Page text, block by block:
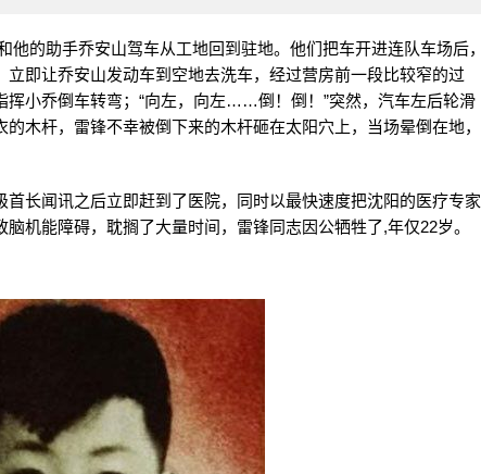
的助手乔安山驾车从工地回到驻地。他们把车开进连队车场后，
即让乔安山发动车到空地去洗车，经过营房前一段比较窄的过
小乔倒车转弯；“向左，向左……倒！倒！”突然，汽车左后轮滑
木杆，雷锋不幸被倒下来的木杆砸在太阳穴上，当场晕倒在地，
闻讯之后立即赶到了医院，同时以最快速度把沈阳的医疗专家
机能障碍，耽搁了大量时间，雷锋同志因公牺牲了,年仅22岁。